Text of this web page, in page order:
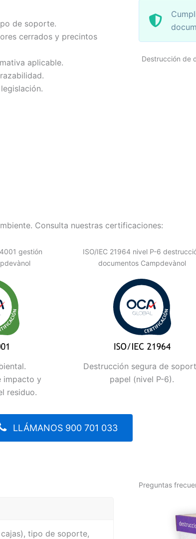
de soporte.
cerrados y precintos
aplicable.
Destrucción de
Consulta nuestras certificaciones:
gestión
impacto y
residuo.
ISO/IEC 21964 nivel P-6
documentos Campdevànol
Destrucción segura de
papel (nivel P-6).
LLÁMANOS 900 701 033
tipo de soporte,
Preguntas